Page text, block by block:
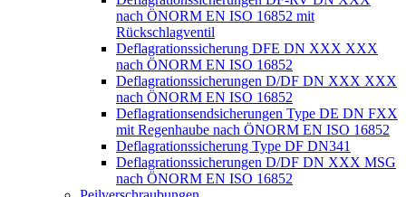
nach ÖNORM EN ISO 16852 mit
Rückschlagventil
Deflagrationssicherung DFE DN XXX XXX
nach ÖNORM EN ISO 16852
Deflagrationssicherungen D/DF DN XXX XXX
nach ÖNORM EN ISO 16852
Deflagrationsendsicherungen Type DE DN FXX
mit Regenhaube nach ÖNORM EN ISO 16852
Deflagrationssicherung Type DF DN341
Deflagrationssicherungen D/DF DN XXX MSG
nach ÖNORM EN ISO 16852